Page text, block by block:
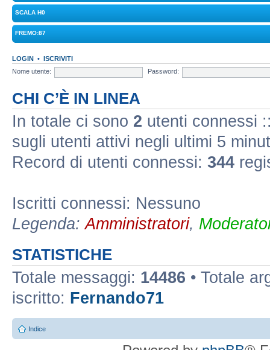
SCALA H0
FREMO:87
LOGIN • ISCRIVITI
Nome utente:
Password:
CHI C’È IN LINEA
In totale ci sono 2 utenti connessi
sugli utenti attivi negli ultimi 5
Record di utenti connessi: 344
Iscritti connessi: Nessuno
Legenda:Amministratori,
STATISTICHE
Totale messaggi: 14486 • Totale
iscritto: Fernando71
Indice